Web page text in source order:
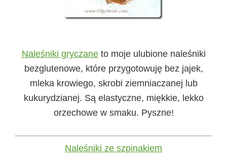
Naleśniki gryczaneto moje ulubione naleśniki
bezglutenowe, które przygotowuję bez jajek,
mleka krowiego, skrobi ziemniaczanej lub
kukurydzianej. Są elastyczne, miękkie, lekko
orzechowe w smaku. Pyszne!
Naleśniki ze szpinakiem